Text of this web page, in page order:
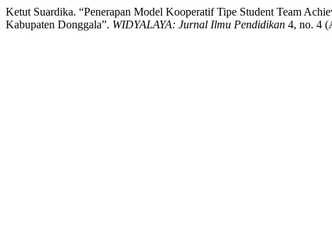
Ketut Suardika. “Penerapan Model Kooperatif Tipe Student Team
Kabupaten Donggala”. WIDYALAYA: Jurnal Ilmu Pendidikan 4, no. 4